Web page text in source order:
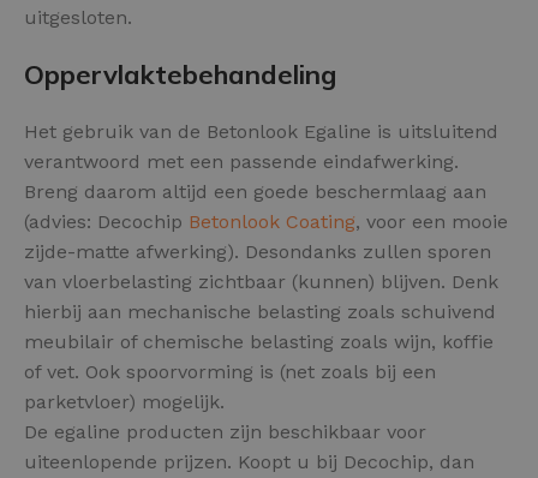
uitgesloten.
Oppervlaktebehandeling
Het gebruik van de Betonlook Egaline is uitsluitend
verantwoord met een passende eindafwerking.
Breng daarom altijd een goede beschermlaag aan
(advies: Decochip Betonlook Coating, voor een mooie
zijde-matte afwerking). Desondanks zullen sporen
van vloerbelasting zichtbaar (kunnen) blijven. Denk
hierbij aan mechanische belasting zoals schuivend
meubilair of chemische belasting zoals wijn, koffie
of vet. Ook spoorvorming is (net zoals bij een
parketvloer) mogelijk.
De egaline producten zijn beschikbaar voor
uiteenlopende prijzen. Koopt u bij Decochip, dan